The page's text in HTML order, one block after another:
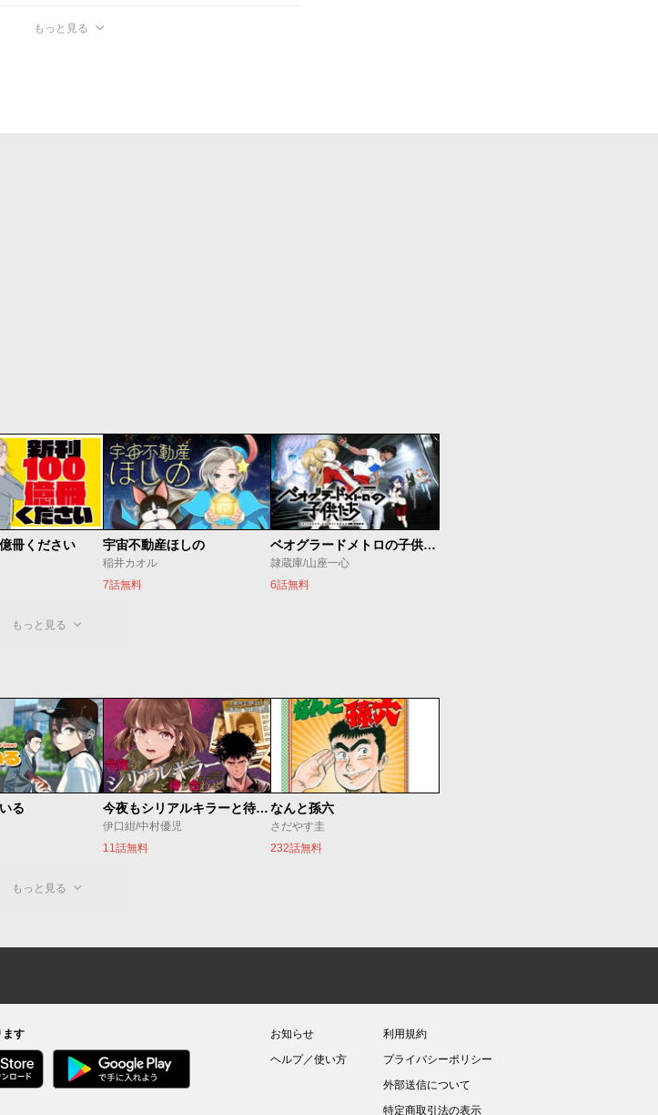
もっと見る
冊ください 宇宙不動産ほしの
稲井カオル
7話無料
ベオグラードメトロの子供たち
隷蔵庫/山座一心
6話無料
もっと見る
る 今夜もシリアルキラーと待ち合わせ
伊口紺/中村優児
11話無料
なんと孫六
さだやす圭
232話無料
もっと見る
ます
お知らせ
ヘルプ／使い方
利用規約
プライバシーポリシー
外部送信について
特定商取引法の表示